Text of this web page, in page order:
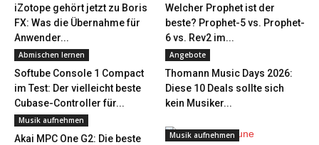
iZotope gehört jetzt zu Boris
FX: Was die Übernahme für
Anwender...
Welcher Prophet ist der
beste? Prophet-5 vs. Prophet-
6 vs. Rev2 im...
Abmischen lernen
Softube Console 1 Compact
im Test: Der vielleicht beste
Cubase-Controller für...
Angebote
Thomann Music Days 2026:
Diese 10 Deals sollte sich
kein Musiker...
Musik aufnehmen
Akai MPC One G2: Die beste
Musik aufnehmen